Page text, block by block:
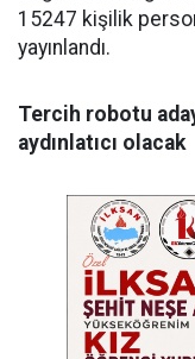
15247 kişilik
yayınlandı.
Tercih robotu
aydınlatıcı olacak